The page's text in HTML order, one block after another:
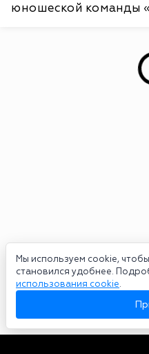
Мы используем cookie,
становился удобнее.
использования cookie.
юношеской команды